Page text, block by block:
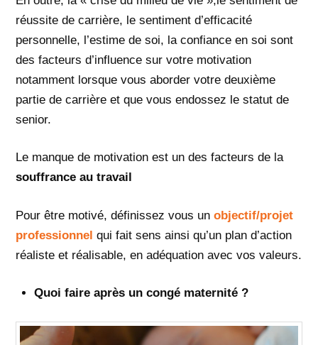
réussite de carrière, le sentiment d’efficacité
personnelle, l’estime de soi, la confiance en soi sont
des facteurs d’influence sur votre motivation
notamment lorsque vous aborder votre deuxième
partie de carrière et que vous endossez le statut de
senior.
Le manque de motivation est un des facteurs de la
souffrance au travail
Pour être motivé, définissez vous unobjectif/projet
professionnel qui fait sens ainsi qu’un plan d’action
réaliste et réalisable, en adéquation avec vos valeurs.
Quoi faire après un congé maternité ?